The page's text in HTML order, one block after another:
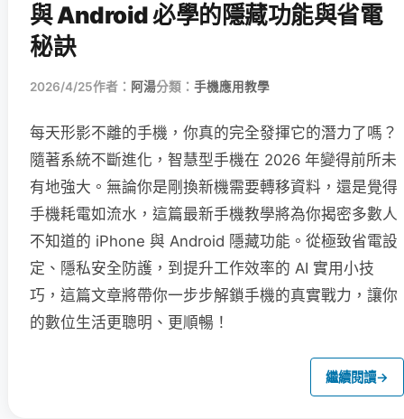
與 Android 必學的隱藏功能與省電
秘訣
2026/4/25作者： 阿湯分類： 手機應用教學
每天形影不離的手機，你真的完全發揮它的潛力了嗎？
隨著系統不斷進化，智慧型手機在 2026 年變得前所未
有地強大。無論你是剛換新機需要轉移資料，還是覺得
手機耗電如流水，這篇最新手機教學將為你揭密多數人
不知道的 iPhone 與 Android 隱藏功能。從極致省電設
定、隱私安全防護，到提升工作效率的 AI 實用小技
巧，這篇文章將帶你一步步解鎖手機的真實戰力，讓你
的數位生活更聰明、更順暢！
繼續閱讀→